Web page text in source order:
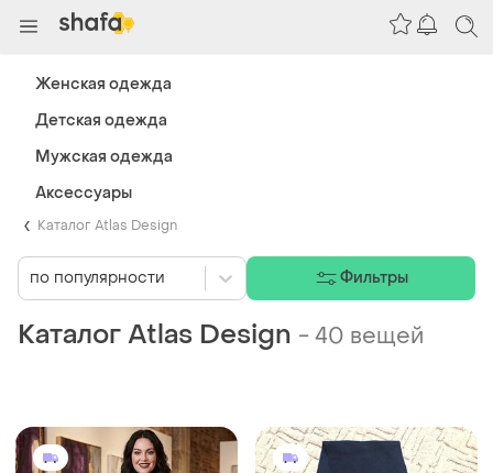
Каталог Atlas Design
Каталог Atlas Design -40 вещей
по популярности Фильтры
Женская одежда
Детская одежда
Мужская одежда
Аксессуары